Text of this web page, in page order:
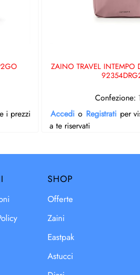
i prezzi
ZAINO TRAVEL INTEMPO
Confezione:
Accedi o Registrati per
a te riservati
SHOP
Offerte
Zaini
Eastpak
Astucci